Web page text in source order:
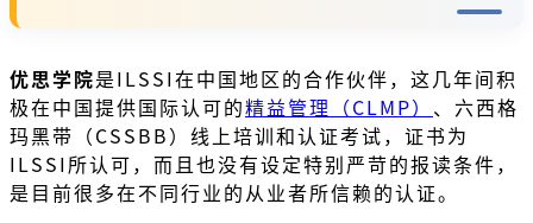
优思学院是ILSSI在中国地区的合作伙伴，这几年间积
极在中国提供国际认可的精益管理（CLMP） 、六西格
玛黑带（CSSBB）线上培训和认证考试，证书为
ILSSI所认可，而且也没有设定特别严苛的报读条件，
是目前很多在不同行业的从业者所信赖的认证。